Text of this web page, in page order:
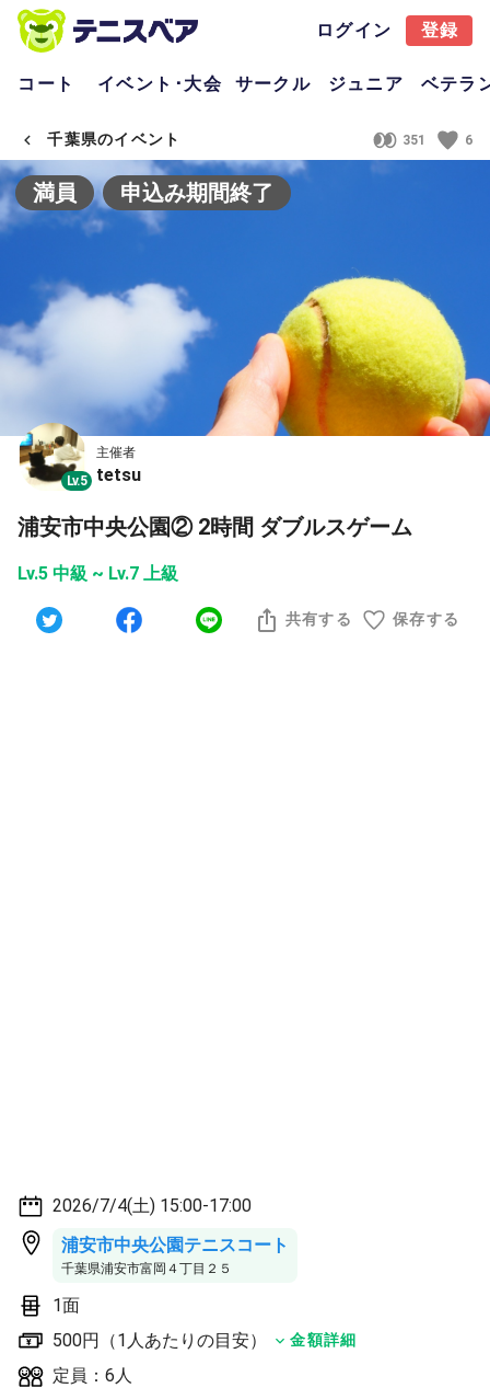
ログイン 登録
コート イベント･大会 サークル ジュニア ベテラ
千葉県のイベント 351 6
満員 申込み期間終了
Lv.5
主催者
tetsu
浦安市中央公園② 2時間 ダブルスゲーム
Lv.5 中級 ~ Lv.7 上級
共有する 保存する
2026/7/4(土) 15:00-17:00
浦安市中央公園テニスコート
千葉県浦安市富岡４丁目２５
1面
500円（1人あたりの目安）
金額詳細
定員：6人